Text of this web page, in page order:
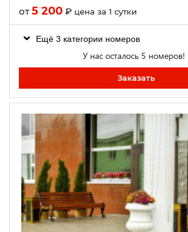
от5 200 ₽ цена за 1 сутки
Ещё 3 категории номеров
У нас осталось 5 номеров!
Заказать